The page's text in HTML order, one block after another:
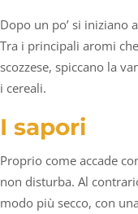
Dopo un po’ si iniziano
Tra i principali aromi
scozzese, spiccano la
i cereali.
I sapori
Proprio come accade
non disturba. Al
modo più secco, con